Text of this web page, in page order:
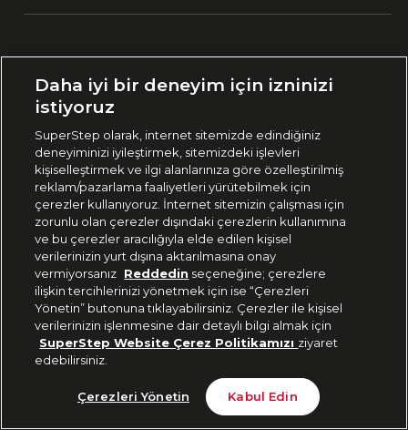
Tükendi
🇹🇷 Türkiye
444 37 36
Uygulamadan Takip Edin
Bizi Takip Edin
Daha iyi bir deneyim için izninizi
istiyoruz
SuperStep olarak, internet sitemizde edindiğiniz
deneyiminizi iyileştirmek, sitemizdeki işlevleri
kişiselleştirmek ve ilgi alanlarınıza göre özelleştirilmiş
reklam/pazarlama faaliyetleri yürütebilmek için
çerezler kullanıyoruz. İnternet sitemizin çalışması için
zorunlu olan çerezler dışındaki çerezlerin kullanımına
ve bu çerezler aracılığıyla elde edilen kişisel
verilerinizin yurt dışına aktarılmasına onay
vermiyorsanız Reddedin seçeneğine; çerezlere
ilişkin tercihlerinizi yönetmek için ise “Çerezleri
Yönetin” butonuna tıklayabilirsiniz. Çerezler ile kişisel
verilerinizin işlenmesine dair detaylı bilgi almak için
SuperStep Website Çerez Politikamızı ziyaret
edebilirsiniz.
Çerezleri Yönetin Kabul Edin